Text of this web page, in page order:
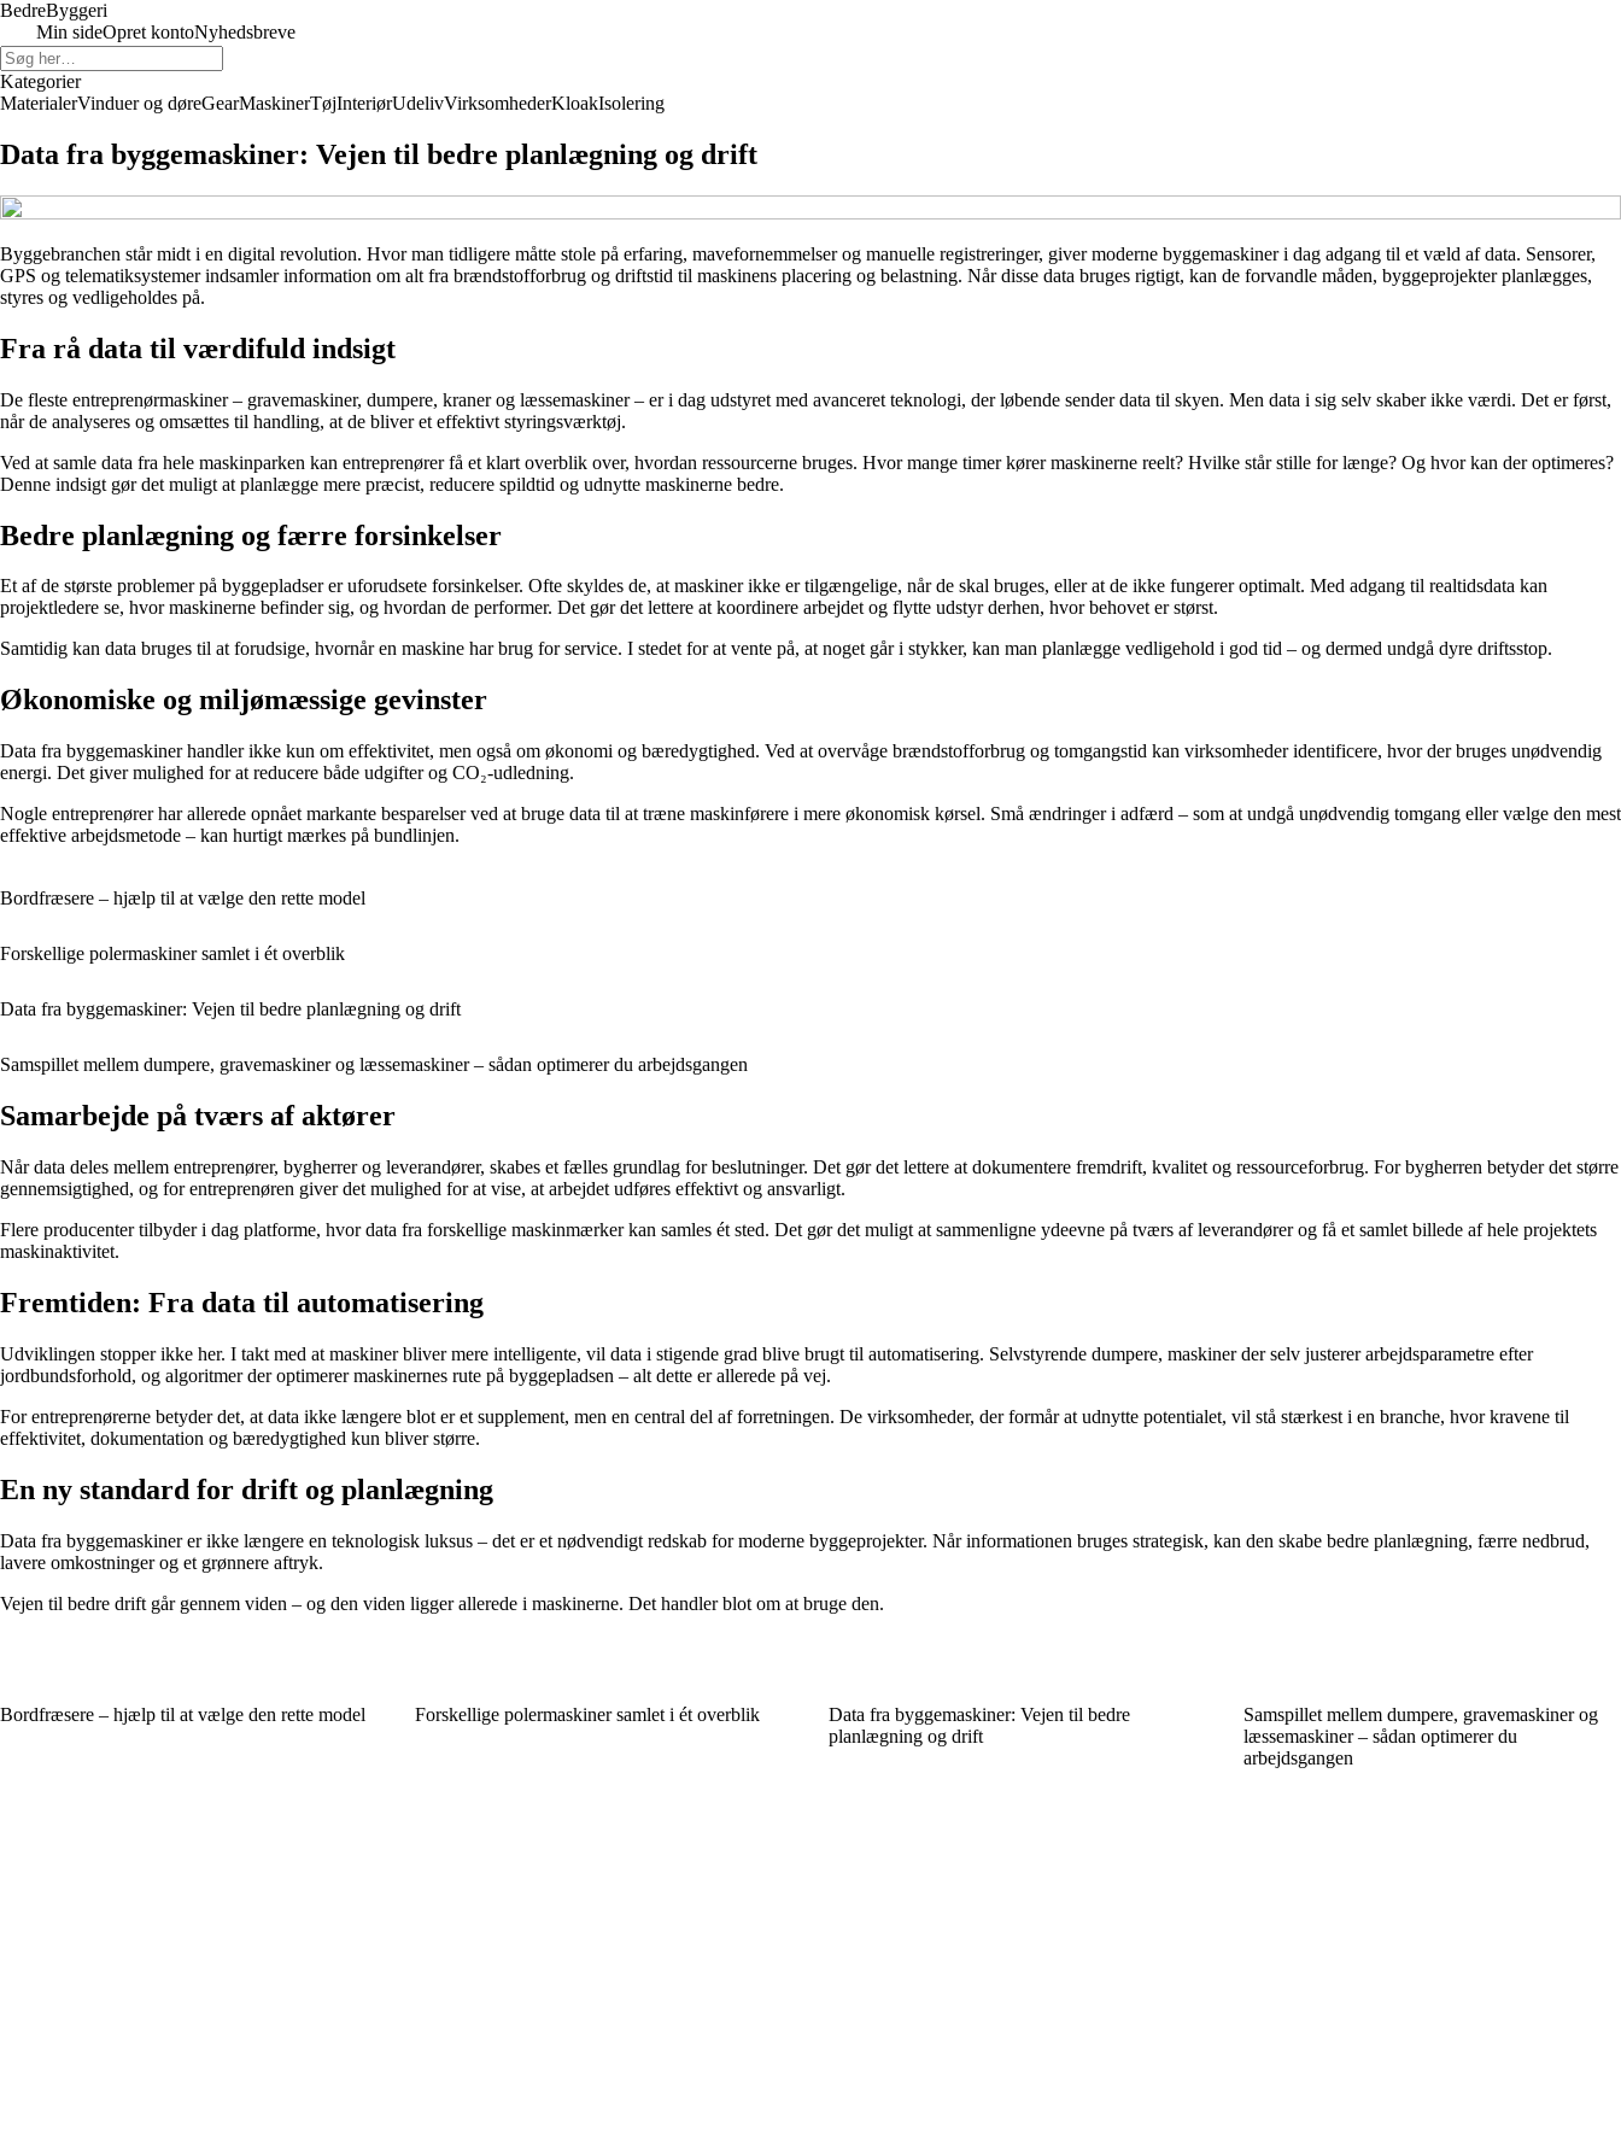
BedreByggeri
Min sideOpret kontoNyhedsbreve
Kategorier
MaterialerVinduer og døreGearMaskinerTøjInteriørUdelivVirksomhederKloakIsolering
Data fra byggemaskiner: Vejen til bedre planlægning og drift
Byggebranchen står midt i en digital revolution. Hvor man tidligere måtte stole på erfaring, mavefornemmelser og manuelle registreringer, giver moderne byggemaskiner i dag adgang til et væld af data. Sensorer,
GPS og telematiksystemer indsamler information om alt fra brændstofforbrug og driftstid til maskinens placering og belastning. Når disse data bruges rigtigt, kan de forvandle måden, byggeprojekter planlægges,
styres og vedligeholdes på.
Fra rå data til værdifuld indsigt
De fleste entreprenørmaskiner – gravemaskiner, dumpere, kraner og læssemaskiner – er i dag udstyret med avanceret teknologi, der løbende sender data til skyen. Men data i sig selv skaber ikke værdi. Det er først,
når de analyseres og omsættes til handling, at de bliver et effektivt styringsværktøj.
Ved at samle data fra hele maskinparken kan entreprenører få et klart overblik over, hvordan ressourcerne bruges. Hvor mange timer kører maskinerne reelt? Hvilke står stille for længe? Og hvor kan der optimeres?
Denne indsigt gør det muligt at planlægge mere præcist, reducere spildtid og udnytte maskinerne bedre.
Bedre planlægning og færre forsinkelser
Et af de største problemer på byggepladser er uforudsete forsinkelser. Ofte skyldes de, at maskiner ikke er tilgængelige, når de skal bruges, eller at de ikke fungerer optimalt. Med adgang til realtidsdata kan
projektledere se, hvor maskinerne befinder sig, og hvordan de performer. Det gør det lettere at koordinere arbejdet og flytte udstyr derhen, hvor behovet er størst.
Samtidig kan data bruges til at forudsige, hvornår en maskine har brug for service. I stedet for at vente på, at noget går i stykker, kan man planlægge vedligehold i god tid – og dermed undgå dyre driftsstop.
Økonomiske og miljømæssige gevinster
Data fra byggemaskiner handler ikke kun om effektivitet, men også om økonomi og bæredygtighed. Ved at overvåge brændstofforbrug og tomgangstid kan virksomheder identificere, hvor der bruges unødvendig
energi. Det giver mulighed for at reducere både udgifter og CO₂-udledning.
Nogle entreprenører har allerede opnået markante besparelser ved at bruge data til at træne maskinførere i mere økonomisk kørsel. Små ændringer i adfærd – som at undgå unødvendig tomgang eller vælge den mest
effektive arbejdsmetode – kan hurtigt mærkes på bundlinjen.
Bordfræsere – hjælp til at vælge den rette model
Forskellige polermaskiner samlet i ét overblik
Data fra byggemaskiner: Vejen til bedre planlægning og drift
Samspillet mellem dumpere, gravemaskiner og læssemaskiner – sådan optimerer du arbejdsgangen
Samarbejde på tværs af aktører
Når data deles mellem entreprenører, bygherrer og leverandører, skabes et fælles grundlag for beslutninger. Det gør det lettere at dokumentere fremdrift, kvalitet og ressourceforbrug. For bygherren betyder det større
gennemsigtighed, og for entreprenøren giver det mulighed for at vise, at arbejdet udføres effektivt og ansvarligt.
Flere producenter tilbyder i dag platforme, hvor data fra forskellige maskinmærker kan samles ét sted. Det gør det muligt at sammenligne ydeevne på tværs af leverandører og få et samlet billede af hele projektets
maskinaktivitet.
Fremtiden: Fra data til automatisering
Udviklingen stopper ikke her. I takt med at maskiner bliver mere intelligente, vil data i stigende grad blive brugt til automatisering. Selvstyrende dumpere, maskiner der selv justerer arbejdsparametre efter
jordbundsforhold, og algoritmer der optimerer maskinernes rute på byggepladsen – alt dette er allerede på vej.
For entreprenørerne betyder det, at data ikke længere blot er et supplement, men en central del af forretningen. De virksomheder, der formår at udnytte potentialet, vil stå stærkest i en branche, hvor kravene til
effektivitet, dokumentation og bæredygtighed kun bliver større.
En ny standard for drift og planlægning
Data fra byggemaskiner er ikke længere en teknologisk luksus – det er et nødvendigt redskab for moderne byggeprojekter. Når informationen bruges strategisk, kan den skabe bedre planlægning, færre nedbrud,
lavere omkostninger og et grønnere aftryk.
Vejen til bedre drift går gennem viden – og den viden ligger allerede i maskinerne. Det handler blot om at bruge den.
Bordfræsere – hjælp til at vælge den rette model Forskellige polermaskiner samlet i ét overblik
Data fra byggemaskiner: Vejen til bedre
planlægning og drift
Samspillet mellem dumpere, gravemaskiner og
læssemaskiner – sådan optimerer du
arbejdsgangen